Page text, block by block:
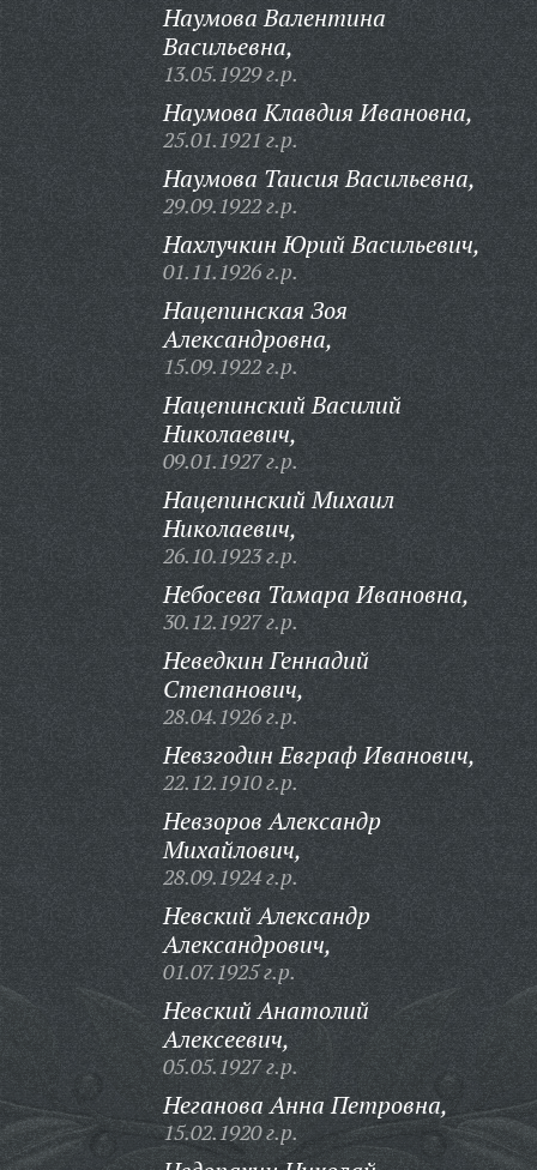
Наумова Валентина
Васильевна,
13.05.1929 г.р.
Наумова Клавдия Ивановна,
25.01.1921 г.р.
Наумова Таисия Васильевна,
29.09.1922 г.р.
Нахлучкин Юрий Васильевич,
01.11.1926 г.р.
Нацепинская Зоя
Александровна,
15.09.1922 г.р.
Нацепинский Василий
Николаевич,
09.01.1927 г.р.
Нацепинский Михаил
Николаевич,
26.10.1923 г.р.
Небосева Тамара Ивановна,
30.12.1927 г.р.
Неведкин Геннадий
Степанович,
28.04.1926 г.р.
Невзгодин Евграф Иванович,
22.12.1910 г.р.
Невзоров Александр
Михайлович,
28.09.1924 г.р.
Невский Александр
Александрович,
01.07.1925 г.р.
Невский Анатолий
Алексеевич,
05.05.1927 г.р.
Неганова Анна Петровна,
15.02.1920 г.р.